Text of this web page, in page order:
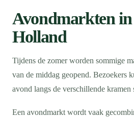
Avondmarkten
Holland
Tijdens de zomer worden sommige
van de middag geopend. Bezoekers
avond langs de verschillende kramen
Een avondmarkt wordt vaak